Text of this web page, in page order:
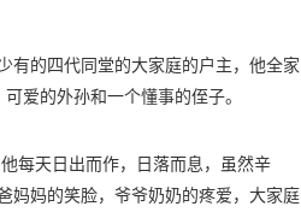
有的四代同堂的大家庭的户主，他全家
爱的外孙和一个懂事的侄子。
每天日出而作，日落而息，虽然辛
妈妈的笑脸，爷爷奶奶的疼爱，大家庭